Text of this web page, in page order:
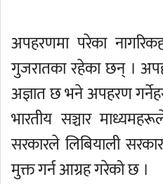
अपहरणमा परेका
गुजरातका रहेका छन् ।
अज्ञात छ भने अपहरण
भारतीय सञ्चार
सरकारले लिबियाली
मुक्त गर्न आग्रह गरेको छ ।